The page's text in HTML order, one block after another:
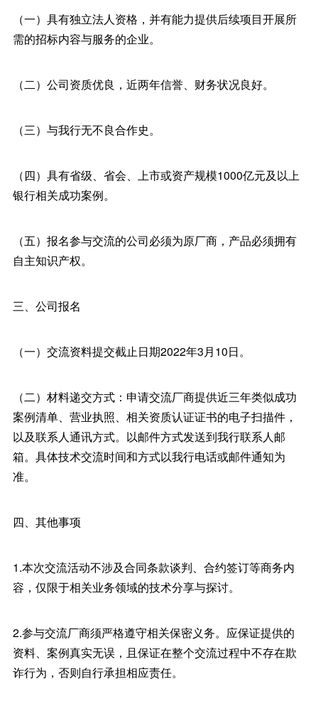
（一）具有独立法人资格，并有能力提供后续项目开展所
需的招标内容与服务的企业。
（二）公司资质优良，近两年信誉、财务状况良好。
（三）与我行无不良合作史。
（四）具有省级、省会、上市或资产规模1000亿元及以上
银行相关成功案例。
（五）报名参与交流的公司必须为原厂商，产品必须拥有
自主知识产权。
三、公司报名
（一）交流资料提交截止日期2022年3月10日。
（二）材料递交方式：申请交流厂商提供近三年类似成功
案例清单、营业执照、相关资质认证证书的电子扫描件，
以及联系人通讯方式。以邮件方式发送到我行联系人邮
箱。具体技术交流时间和方式以我行电话或邮件通知为
准。
四、其他事项
1.本次交流活动不涉及合同条款谈判、合约签订等商务内
容，仅限于相关业务领域的技术分享与探讨。
2.参与交流厂商须严格遵守相关保密义务。应保证提供的
资料、案例真实无误，且保证在整个交流过程中不存在欺
诈行为，否则自行承担相应责任。